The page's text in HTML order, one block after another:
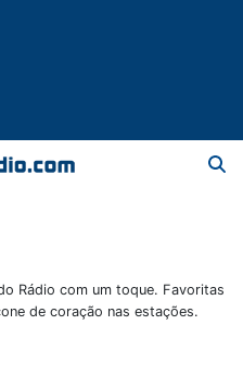
Rádio com um toque. Favoritas
de coração nas estações.